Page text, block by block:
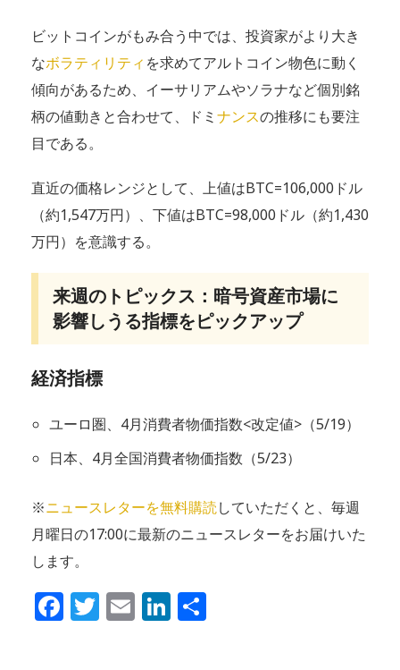
ビットコインがもみ合う中では、投資家がより大き
なボラティリティ を求めてアルトコイン物色に動く
傾向があるため、イーサリアムやソラナなど個別銘
柄の値動きと合わせて、ドミ ナンスの推移にも要注
目である。
直近の価格レンジとして、上値はBTC=106,000ドル
（約1,547万円）、下値はBTC=98,000ドル（約1,430
万円）を意識する。
来週のトピックス：暗号資産市場に
影響しうる指標をピックアップ
経済指標
ユーロ圏、4月消費者物価指数<改定値>（5/19）
日本、4月全国消費者物価指数（5/23）
※ニュースレターを無料購読していただくと、毎週
月曜日の17:00に最新のニュースレターをお届けいた
します。
Facebook
Twitter
EmailLinkedIn